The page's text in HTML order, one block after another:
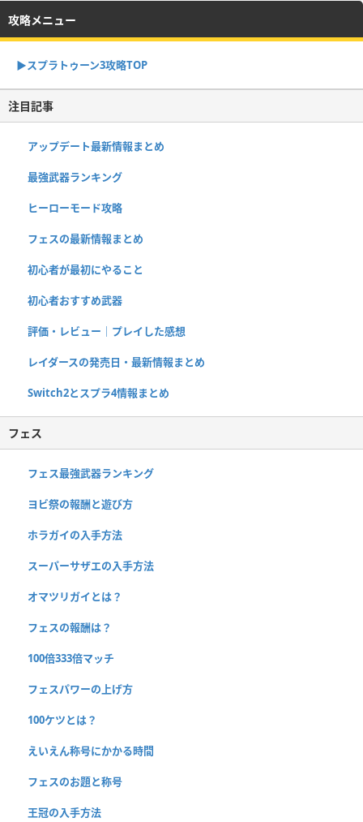
攻略メニュー
▶︎スプラトゥーン3攻略TOP
注目記事
アップデート最新情報まとめ
最強武器ランキング
ヒーローモード攻略
フェスの最新情報まとめ
初心者が最初にやること
初心者おすすめ武器
評価・レビュー｜プレイした感想
レイダースの発売日・最新情報まとめ
Switch2とスプラ4情報まとめ
フェス
フェス最強武器ランキング
ヨビ祭の報酬と遊び方
ホラガイの入手方法
スーパーサザエの入手方法
オマツリガイとは？
フェスの報酬は？
100倍333倍マッチ
フェスパワーの上げ方
100ケツとは？
えいえん称号にかかる時間
フェスのお題と称号
王冠の入手方法